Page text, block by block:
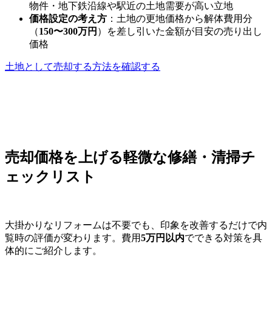
物件・地下鉄沿線や駅近の土地需要が高い立地
価格設定の考え方 ：土地の更地価格から解体費用分
（150〜300万円 ）を差し引いた金額が目安の売り出し
価格
土地として売却する方法を確認する
売却価格を上げる軽微な修繕・清掃チ
ェックリスト
大掛かりなリフォームは不要でも、印象を改善するだけで内
覧時の評価が変わります。費用5万円以内でできる対策を具
体的にご紹介します。